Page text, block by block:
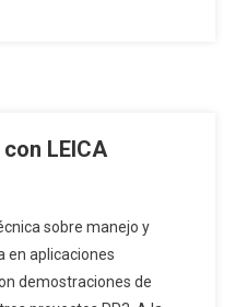
LEICA
sobre manejo y
en aplicaciones
demostraciones de